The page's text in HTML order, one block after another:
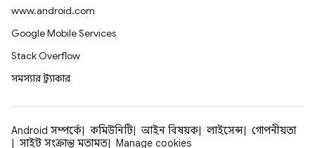
www.android.com
Google Mobile Services
Stack Overflow
সমস্যার ট্র্যাকার
Android সম্পর্কে কমিউনিটি আইন বিষয়ক লাইসেন্স
গোপনীয়তা
সাইট সংক্রান্ত মতামত
Manage cookies